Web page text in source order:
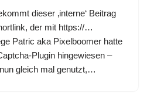
dieser ‚interne‘ Beitrag
der mit https://…
Patric aka Pixelboomer hatte
Plugin hingewiesen –
gleich mal genutzt,…